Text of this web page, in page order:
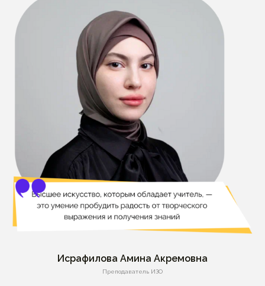
Исрафилова Амина Акремовна
Преподаватель ИЗО